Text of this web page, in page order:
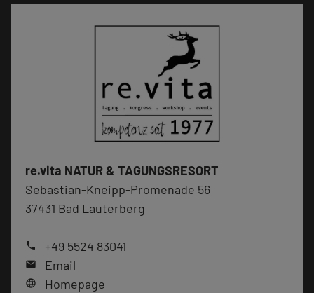
re.vita NATUR & TAGUNGSRESORT
Sebastian-Kneipp-Promenade 56
37431 Bad Lauterberg
phone +49 5524 83041
mail Email
language Homepage